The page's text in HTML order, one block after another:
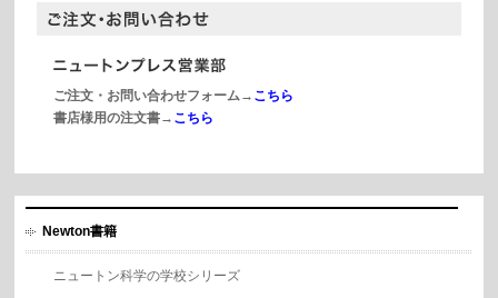
ご注文・お問い合わせフォーム→ こちら
書店様用の注文書→ こちら
Newton書籍
ニュートン科学の学校シリーズ